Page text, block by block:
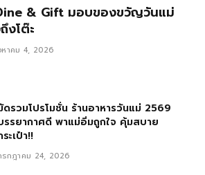
& Gift มอบของขวัญวันแม่
โต๊ะ
หาคม 4, 2026
ดรวมโปรโมชั่น ร้านอาหารวันแม่ 2569
รรยากาศดี พาแม่อิ่มถูกใจ คุ้มสบาย
ระเป๋า!!
รกฎาคม 24, 2026